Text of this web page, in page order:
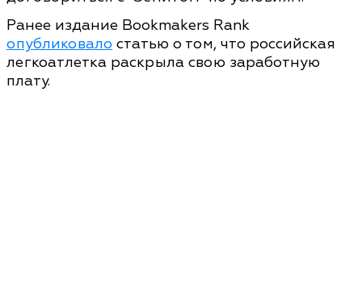
Ранее издание Bookmakers Rank
опубликовало статью о том, что российская
легкоатлетка раскрыла свою заработную
плату.